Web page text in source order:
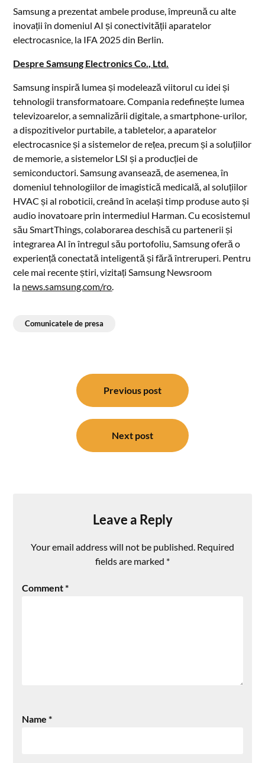
Samsung a prezentat ambele produse, împreună cu alte
inovații în domeniul AI și conectivității aparatelor
electrocasnice, la IFA 2025 din Berlin.
Despre Samsung Electronics Co., Ltd.
Samsung inspiră lumea și modelează viitorul cu idei și
tehnologii transformatoare. Compania redefinește lumea
televizoarelor, a semnalizării digitale, a smartphone-urilor,
a dispozitivelor purtabile, a tabletelor, a aparatelor
electrocasnice și a sistemelor de rețea, precum și a soluțiilor
de memorie, a sistemelor LSI și a producției de
semiconductori. Samsung avansează, de asemenea, în
domeniul tehnologiilor de imagistică medicală, al soluțiilor
HVAC și al roboticii, creând în același timp produse auto și
audio inovatoare prin intermediul Harman. Cu ecosistemul
său SmartThings, colaborarea deschisă cu partenerii și
integrarea AI în întregul său portofoliu, Samsung oferă o
experiență conectată inteligentă și fără întreruperi. Pentru
cele mai recente știri, vizitați Samsung Newsroom
la news.samsung.com/ro.
Comunicatele de presa
Previous post
Next post
Leave a Reply
Your email address will not be published. Required
fields are marked *
Comment*
Name*